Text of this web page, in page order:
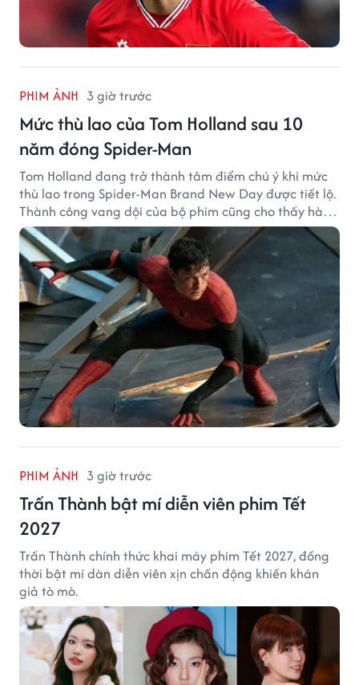
PHIM ẢNH 3 giờ trước
Mức thù lao của Tom Holland sau 10
năm đóng Spider-Man
Tom Holland đang trở thành tâm điểm chú ý khi mức
thù lao trong Spider-Man Brand New Day được tiết lộ.
Thành công vang dội của bộ phim cũng cho thấy hành
trình thăng hạng đáng chú ý của nam diễn viên sau
một thập kỷ gắn bó với vai Người Nhện.
PHIM ẢNH 3 giờ trước
Trấn Thành bật mí diễn viên phim Tết
2027
Trấn Thành chính thức khai máy phim Tết 2027, đồng
thời bật mí dàn diễn viên xịn chấn động khiến khán
giả tò mò.